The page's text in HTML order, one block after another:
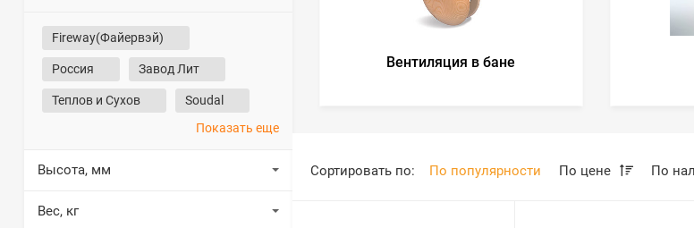
Fireway(Файервэй)
Россия Завод Лит
Теплов и Сухов
Soudal
Показать еще
Высота, мм
Вес, кг
Вентиляция в бане
Сортировать по: По популярности По цене По